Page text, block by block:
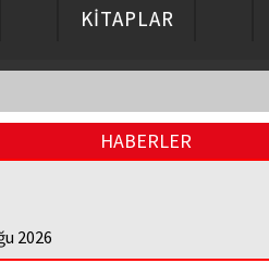
KİTAPLAR
HABERLER
2026